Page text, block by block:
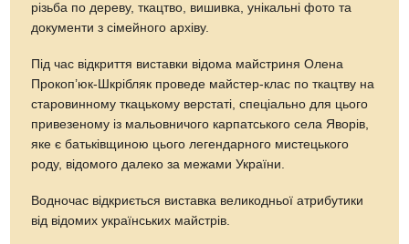
різьба по дереву, ткацтво, вишивка, унікальні фото та
документи з сімейного архіву.
Під час відкриття виставки відома майстриня Олена
Прокоп’юк-Шкрібляк проведе майстер-клас по ткацтву на
старовинному ткацькому верстаті, спеціально для цього
привезеному із мальовничого карпатського села Яворів,
яке є батьківщиною цього легендарного мистецького
роду, відомого далеко за межами України.
Водночас відкриється виставка великодньої атрибутики
від відомих українських майстрів.